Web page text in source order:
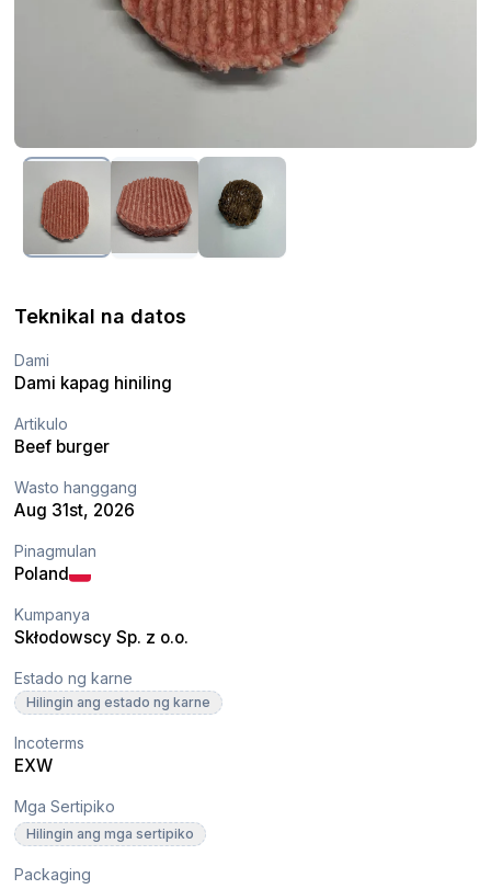
Teknikal na datos
Dami
Dami kapag hiniling
Artikulo
Beef burger
Wasto hanggang
Aug 31st, 2026
Pinagmulan
Poland
Kumpanya
Skłodowscy Sp. z o.o.
Estado ng karne
Hilingin ang estado ng karne
Incoterms
EXW
Mga Sertipiko
Hilingin ang mga sertipiko
Packaging